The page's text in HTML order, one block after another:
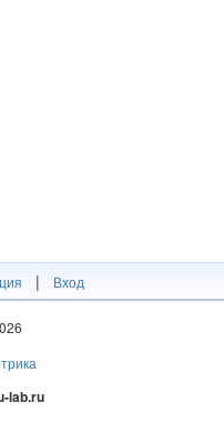
| Вход
lab.ru